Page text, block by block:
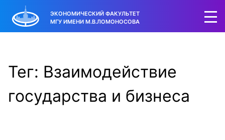
ЭКОНОМИЧЕСКИЙ ФАКУЛЬТЕТ
МГУ ИМЕНИ М.В.ЛОМОНОСОВА
Тег: Взаимодействие
государства и бизнеса